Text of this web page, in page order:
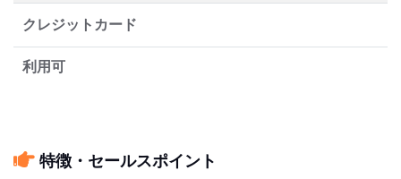
クレジットカード
利用可
特徴・セールスポイント